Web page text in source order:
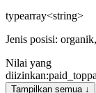
typearray<string>
Jenis posisi:
Nilai yang
diizinkan:paid_top
Tampilkan semua ↓